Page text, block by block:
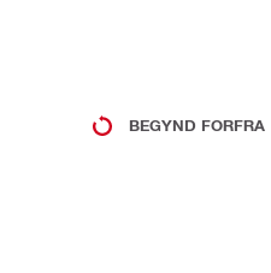
BEGYND FORFRA